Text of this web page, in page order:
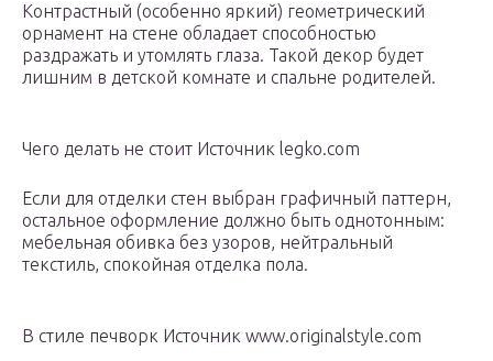
Контрастный (особенно яркий) геометрический
орнамент на стене обладает способностью
раздражать и утомлять глаза. Такой декор будет
лишним в детской комнате и спальне родителей.
Чего делать не стоит Источник legko.com
Если для отделки стен выбран графичный паттерн,
остальное оформление должно быть однотонным:
мебельная обивка без узоров, нейтральный
текстиль, спокойная отделка пола.
В стиле печворк Источник www.originalstyle.com